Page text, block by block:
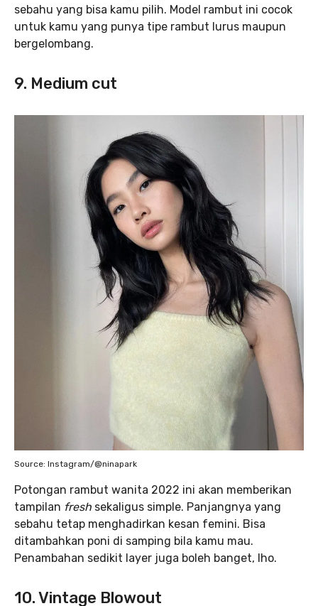
sebahu yang bisa kamu pilih. Model rambut ini cocok
untuk kamu yang punya tipe rambut lurus maupun
bergelombang.
9. Medium cut
Source: Instagram/@ninapark
Potongan rambut wanita 2022 ini akan memberikan
tampilan fresh sekaligus simple. Panjangnya yang
sebahu tetap menghadirkan kesan femini. Bisa
ditambahkan poni di samping bila kamu mau.
Penambahan sedikit layer juga boleh banget, lho.
10. Vintage Blowout